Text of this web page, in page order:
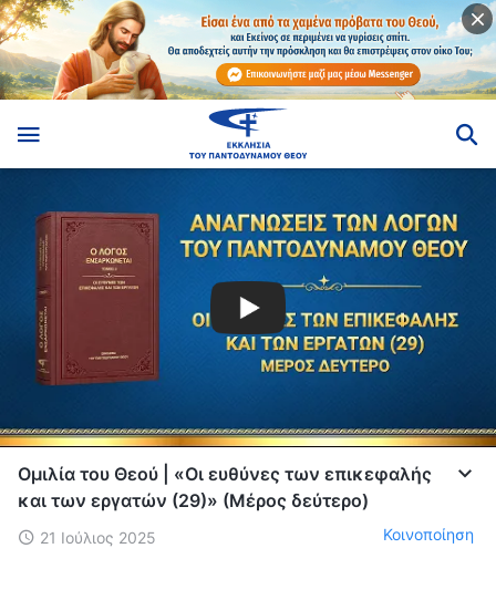
Ομιλία του Θεού | «Οι ευθύνες των επικεφαλής
και των εργατών (29)» (Μέρος δεύτερο)
21 Ιούλιος 2025 Κοινοποίηση